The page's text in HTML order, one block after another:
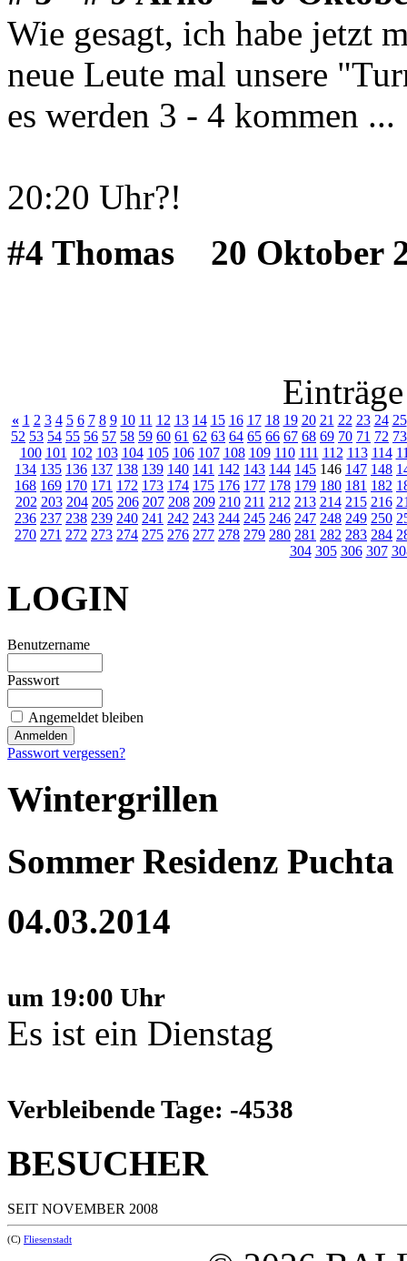
Wie gesagt, ich habe jetzt
neue Leute mal unsere
es werden 3 - 4 kommen ...
20:20 Uhr?!
#4 Thomas
20 Oktober
« 1 2 3 4 5 6 7 8 9 10 11 12 13 14 15 16 17 18 19 20 21 22 23 24 25
52 53 54 55 56 57 58 59 60 61 62 63 64 65 66 67 68 69 70 71 72 73
100 101 102 103 104 105 106 107 108 109 110 111 112 113 114
134 135 136 137 138 139 140 141 142 143 144 145 146 147 148
168 169 170 171 172 173 174 175 176 177 178 179 180 181 182
202 203 204 205 206 207 208 209 210 211 212 213 214 215 216
236 237 238 239 240 241 242 243 244 245 246 247 248 249 250
270 271 272 273 274 275 276 277 278 279 280 281 282 283 284
304 305 306 307
LOGIN
Benutzername
Passwort
Angemeldet bleiben
Passwort vergessen?
Wintergrillen
Sommer Residenz Puchta
04.03.2014
um 19:00 Uhr
Es ist ein Dienstag
Verbleibende Tage: -4538
BESUCHER
SEIT NOVEMBER 2008
(C) Fliesenstadt